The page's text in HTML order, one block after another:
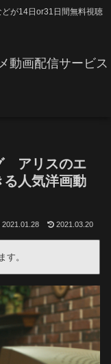
が14日or31日間無料視聴
動画配信サービス
アリスのエ
る人気洋画動
2021.01.28 2021.03.20
す。